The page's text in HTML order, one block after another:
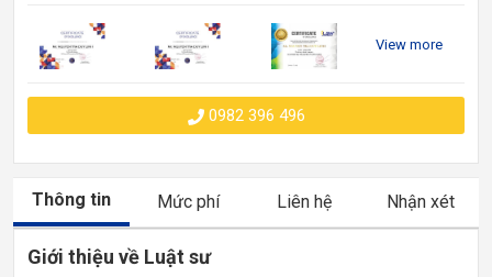
View more
0982 396 496
Thông tin Mức phí Liên hệ Nhận xét
Giới thiệu về Luật sư